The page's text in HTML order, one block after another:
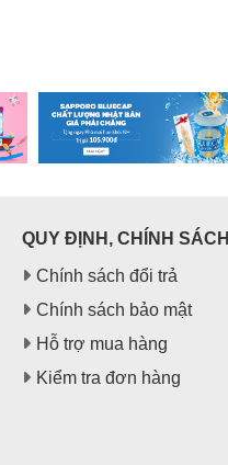
QUY ĐỊNH, CHÍNH SÁCH
Chính sách đổi trả
Chính sách bảo mật
Hỗ trợ mua hàng
Kiểm tra đơn hàng